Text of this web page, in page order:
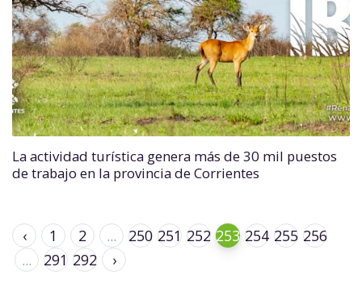
La actividad turística genera más de 30 mil puestos
de trabajo en la provincia de Corrientes
‹ 1 2 ... 250 251 252 253 254 255 256
...
291 292 ›